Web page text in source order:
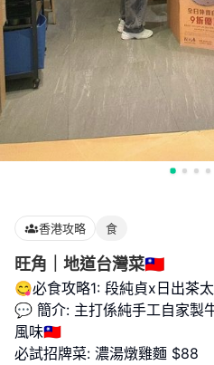
香港攻略 食
旺角｜地道台灣菜🇹🇼
😋必食攻略1: 段純貞x日出茶太
💬 簡介: 主打係純手工自家製
風味🇹🇼
必試招牌菜: 濃湯燉雞麵 $88